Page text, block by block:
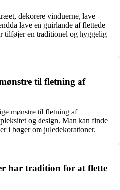
dekorere vinduerne, lave
lave en guirlande af flettede
tilføjer en traditionel og hyggelig
til fletning af
mønstre til fletning af
og design. Man kan finde
i bøger om juledekorationer.
har tradition for at flette